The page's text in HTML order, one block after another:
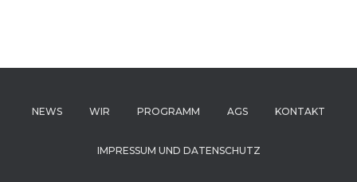
NEWS WIR PROGRAMM AGS KONTAKT
IMPRESSUM UND DATENSCHUTZ